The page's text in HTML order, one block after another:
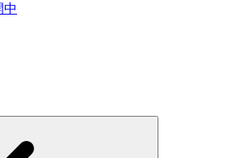
中